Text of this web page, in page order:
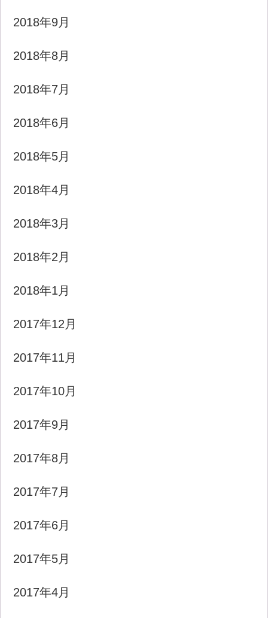
2018年9月
2018年8月
2018年7月
2018年6月
2018年5月
2018年4月
2018年3月
2018年2月
2018年1月
2017年12月
2017年11月
2017年10月
2017年9月
2017年8月
2017年7月
2017年6月
2017年5月
2017年4月